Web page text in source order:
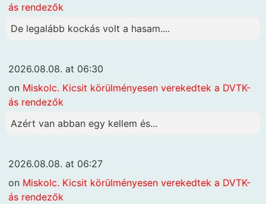
ás rendezők
De legalább kockás volt a hasam....
2026.08.08. at 06:30
on Miskolc. Kicsit körülményesen verekedtek a DVTK-
ás rendezők
Azért van abban egy kellem és...
2026.08.08. at 06:27
on Miskolc. Kicsit körülményesen verekedtek a DVTK-
ás rendezők